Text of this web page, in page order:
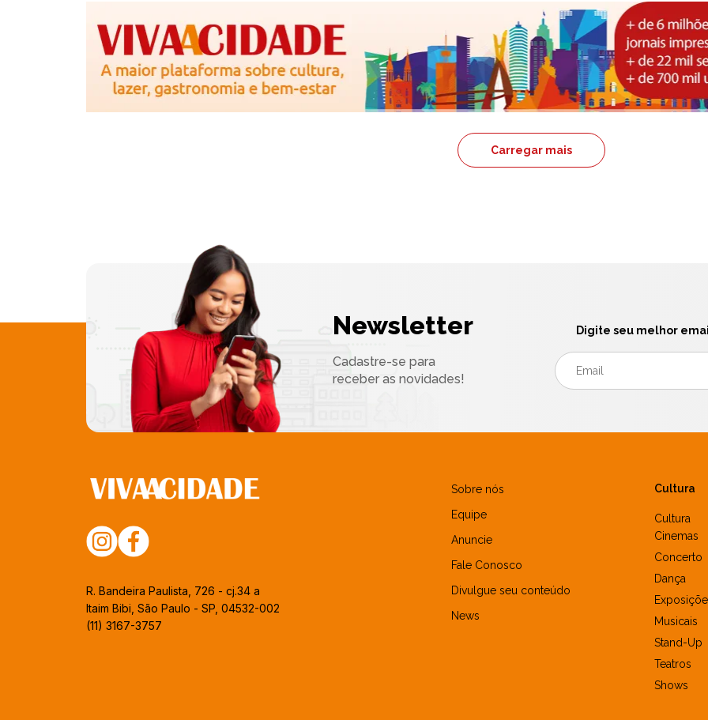
Carregar mais
Newsletter
Cadastre-se para
receber as novidades!
Digite seu melhor
R. Bandeira Paulista, 726 - cj.34 a
Itaim Bibi, São Paulo - SP, 04532-002
(11) 3167-3757
Sobre nós
Equipe
Anuncie
Fale Conosco
Divulgue seu conteúdo
News
Cultura
Cultura
Cinemas
Concerto
Dança
Musicais
Stand-Up
Teatros
Shows